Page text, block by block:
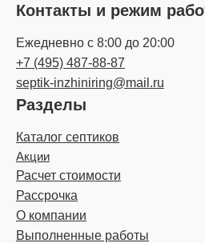
Контакты и режим
Ежедневно с 8:00 до 20:00
+7 (495) 487-88-87
septik-inzhiniring@mail.ru
Разделы
Каталог септиков
Акции
Расчет стоимости
Рассрочка
О компании
Выполненные работы